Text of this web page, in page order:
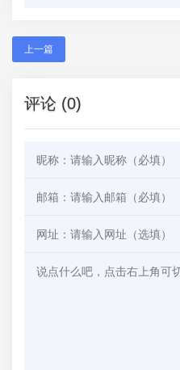
上一篇
评论 (0)